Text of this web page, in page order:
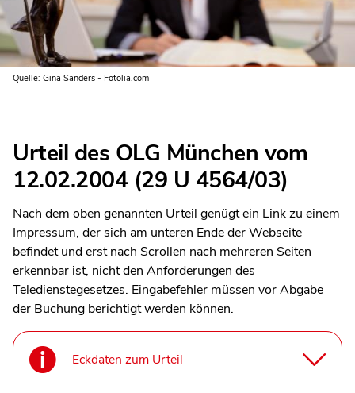
Quelle: Gina Sanders - Fotolia.com
Urteil des OLG München vom
12.02.2004 (29 U 4564/03)
Nach dem oben genannten Urteil genügt ein Link zu einem
Impressum, der sich am unteren Ende der Webseite
befindet und erst nach Scrollen nach mehreren Seiten
erkennbar ist, nicht den Anforderungen des
Teledienstegesetzes. Eingabefehler müssen vor Abgabe
der Buchung berichtigt werden können.
Eckdaten zum Urteil